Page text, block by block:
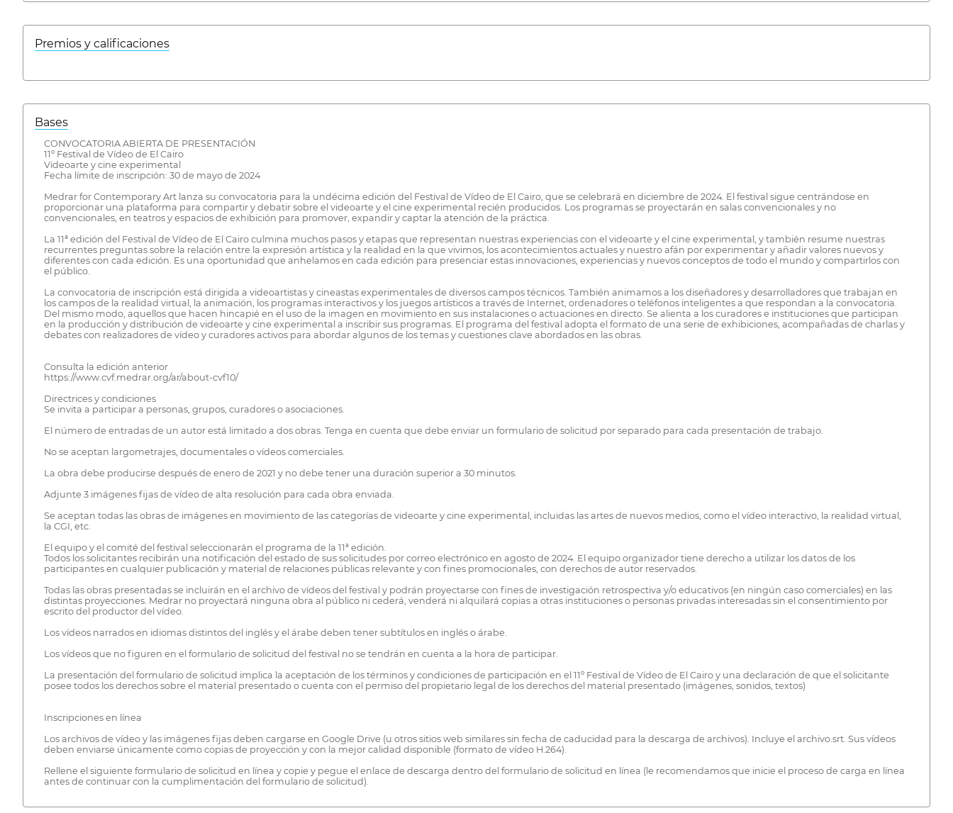
Premios y calificaciones
Bases
CONVOCATORIA ABIERTA DE PRESENTACIÓN
11º Festival de Vídeo de El Cairo
Videoarte y cine experimental
Fecha límite de inscripción: 30 de mayo de 2024
Medrar for Contemporary Art lanza su convocatoria para la undécima edición del Festival de Vídeo de El Cairo, que se celebrará en diciembre de 2024. El festival sigue centrándose en
proporcionar una plataforma para compartir y debatir sobre el videoarte y el cine experimental recién producidos. Los programas se proyectarán en salas convencionales y no
convencionales, en teatros y espacios de exhibición para promover, expandir y captar la atención de la práctica.
La 11ª edición del Festival de Vídeo de El Cairo culmina muchos pasos y etapas que representan nuestras experiencias con el videoarte y el cine experimental, y también resume nuestras
recurrentes preguntas sobre la relación entre la expresión artística y la realidad en la que vivimos, los acontecimientos actuales y nuestro afán por experimentar y añadir valores nuevos y
diferentes con cada edición. Es una oportunidad que anhelamos en cada edición para presenciar estas innovaciones, experiencias y nuevos conceptos de todo el mundo y compartirlos con
el público.
La convocatoria de inscripción está dirigida a videoartistas y cineastas experimentales de diversos campos técnicos. También animamos a los diseñadores y desarrolladores que trabajan en
los campos de la realidad virtual, la animación, los programas interactivos y los juegos artísticos a través de Internet, ordenadores o teléfonos inteligentes a que respondan a la convocatoria.
Del mismo modo, aquellos que hacen hincapié en el uso de la imagen en movimiento en sus instalaciones o actuaciones en directo. Se alienta a los curadores e instituciones que participan
en la producción y distribución de videoarte y cine experimental a inscribir sus programas. El programa del festival adopta el formato de una serie de exhibiciones, acompañadas de charlas y
debates con realizadores de vídeo y curadores activos para abordar algunos de los temas y cuestiones clave abordados en las obras.
Consulta la edición anterior
https://www.cvf.medrar.org/ar/about-cvf10/
Directrices y condiciones
Se invita a participar a personas, grupos, curadores o asociaciones.
El número de entradas de un autor está limitado a dos obras. Tenga en cuenta que debe enviar un formulario de solicitud por separado para cada presentación de trabajo.
No se aceptan largometrajes, documentales o vídeos comerciales.
La obra debe producirse después de enero de 2021 y no debe tener una duración superior a 30 minutos.
Adjunte 3 imágenes fijas de vídeo de alta resolución para cada obra enviada.
Se aceptan todas las obras de imágenes en movimiento de las categorías de videoarte y cine experimental, incluidas las artes de nuevos medios, como el vídeo interactivo, la realidad virtual,
la CGI, etc.
El equipo y el comité del festival seleccionarán el programa de la 11ª edición.
Todos los solicitantes recibirán una notificación del estado de sus solicitudes por correo electrónico en agosto de 2024. El equipo organizador tiene derecho a utilizar los datos de los
participantes en cualquier publicación y material de relaciones públicas relevante y con fines promocionales, con derechos de autor reservados.
Todas las obras presentadas se incluirán en el archivo de vídeos del festival y podrán proyectarse con fines de investigación retrospectiva y/o educativos (en ningún caso comerciales) en las
distintas proyecciones. Medrar no proyectará ninguna obra al público ni cederá, venderá ni alquilará copias a otras instituciones o personas privadas interesadas sin el consentimiento por
escrito del productor del vídeo.
Los vídeos narrados en idiomas distintos del inglés y el árabe deben tener subtítulos en inglés o árabe.
Los vídeos que no figuren en el formulario de solicitud del festival no se tendrán en cuenta a la hora de participar.
La presentación del formulario de solicitud implica la aceptación de los términos y condiciones de participación en el 11º Festival de Vídeo de El Cairo y una declaración de que el solicitante
posee todos los derechos sobre el material presentado o cuenta con el permiso del propietario legal de los derechos del material presentado (imágenes, sonidos, textos)
Inscripciones en línea
Los archivos de vídeo y las imágenes fijas deben cargarse en Google Drive (u otros sitios web similares sin fecha de caducidad para la descarga de archivos). Incluye el archivo.srt. Sus vídeos
deben enviarse únicamente como copias de proyección y con la mejor calidad disponible (formato de vídeo H.264).
Rellene el siguiente formulario de solicitud en línea y copie y pegue el enlace de descarga dentro del formulario de solicitud en línea (le recomendamos que inicie el proceso de carga en línea
antes de continuar con la cumplimentación del formulario de solicitud).